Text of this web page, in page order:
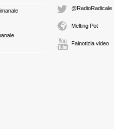
@RadioRadicale
Melting Pot
Fainotizia video